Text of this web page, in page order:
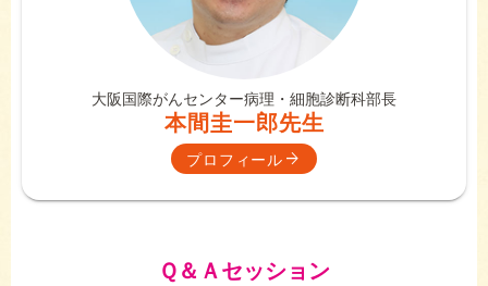
大阪国際がんセンター病理・細胞診断科部長
本間圭一郎先生
プロフィール
Ｑ＆Ａセッション